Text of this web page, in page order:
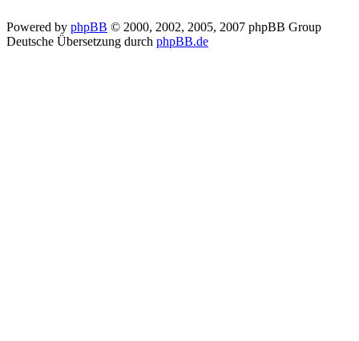
Powered by phpBB © 2000, 2002, 2005, 2007 phpBB Group
Deutsche Übersetzung durch phpBB.de